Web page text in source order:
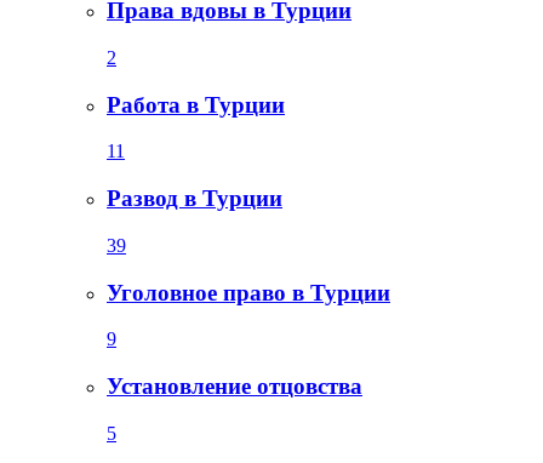
Права вдовы в Турции
2
Работа в Турции
11
Развод в Турции
39
Уголовное право в Турции
9
Установление отцовства
5